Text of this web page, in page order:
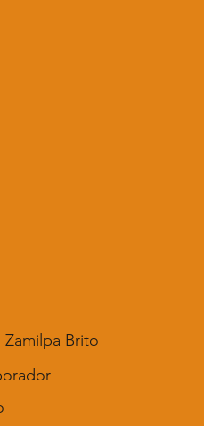
Zamilpa Brito